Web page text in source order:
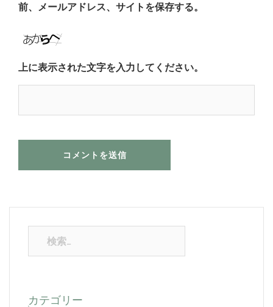
前、メールアドレス、サイトを保存する。
上に表示された文字を入力してください。
カテゴリー